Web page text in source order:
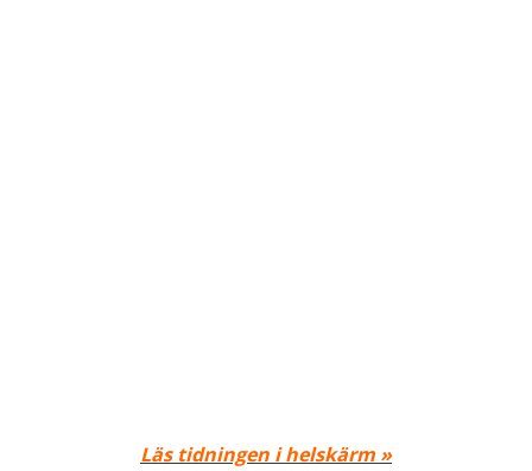
Läs tidningen i helskärm »